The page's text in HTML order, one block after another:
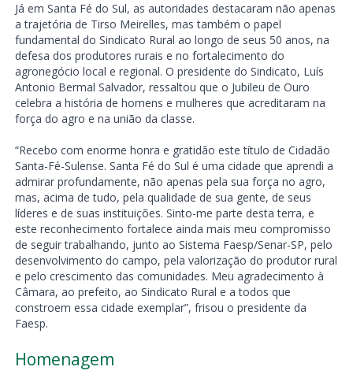
Já em Santa Fé do Sul, as autoridades destacaram não apenas
a trajetória de Tirso Meirelles, mas também o papel
fundamental do Sindicato Rural ao longo de seus 50 anos, na
defesa dos produtores rurais e no fortalecimento do
agronegócio local e regional. O presidente do Sindicato, Luís
Antonio Bermal Salvador, ressaltou que o Jubileu de Ouro
celebra a história de homens e mulheres que acreditaram na
força do agro e na união da classe.
“Recebo com enorme honra e gratidão este título de Cidadão
Santa-Fé-Sulense. Santa Fé do Sul é uma cidade que aprendi a
admirar profundamente, não apenas pela sua força no agro,
mas, acima de tudo, pela qualidade de sua gente, de seus
líderes e de suas instituições. Sinto-me parte desta terra, e
este reconhecimento fortalece ainda mais meu compromisso
de seguir trabalhando, junto ao Sistema Faesp/Senar-SP, pelo
desenvolvimento do campo, pela valorização do produtor rural
e pelo crescimento das comunidades. Meu agradecimento à
Câmara, ao prefeito, ao Sindicato Rural e a todos que
constroem essa cidade exemplar”, frisou o presidente da
Faesp.
Homenagem